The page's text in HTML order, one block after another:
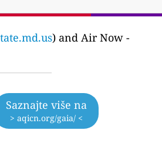
) and Air Now -
Saznajte više na
> aqicn.org/gaia/ <